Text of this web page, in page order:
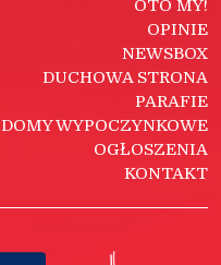
OTO MY!
OPINIE
NEWSBOX
DUCHOWA STRONA
PARAFIE
DOMY WYPOCZYNKOWE
OGŁOSZENIA
KONTAKT